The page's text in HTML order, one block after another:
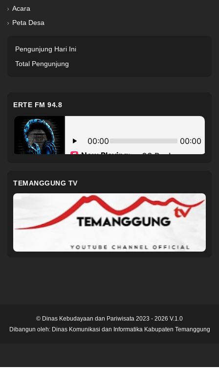
Acara
Peta Desa
Pengunjung Hari Ini
Total Pengunjung
ERTE FM 94.8
TEMANGGUNG TV
© Dinas Kebudayaan dan Pariwisata 2023 - 2026 V.1.0
Dibangun oleh: Dinas Komunikasi dan Informatika Kabupaten Temanggung